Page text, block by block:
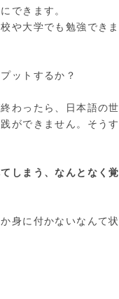
できます。
や大学でも勉強できま
ットするか？
わったら、日本語の
ができません。そう
しまう、なんとなく
身に付かないなんて